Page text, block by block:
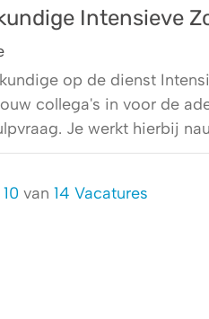
Intensieve
op de dienst
collega's in voor de
Je werkt hierbij
van 14 Vacatures